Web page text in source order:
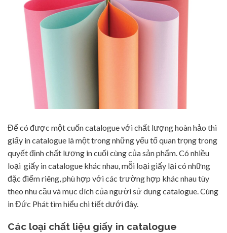
Để có được một cuốn catalogue với chất lượng hoàn hảo thì
giấy in catalogue là một trong những yếu tố quan trọng trong
quyết định chất lượng in cuối cùng của sản phẩm. Có nhiều
loại giấy in catalogue khác nhau, mỗi loại giấy lại có những
đặc điểm riêng, phù hợp với các trường hợp khác nhau tùy
theo nhu cầu và mục đích của người sử dụng catalogue. Cùng
in Đức Phát tìm hiểu chi tiết dưới đây.
Các loại chất liệu giấy in catalogue